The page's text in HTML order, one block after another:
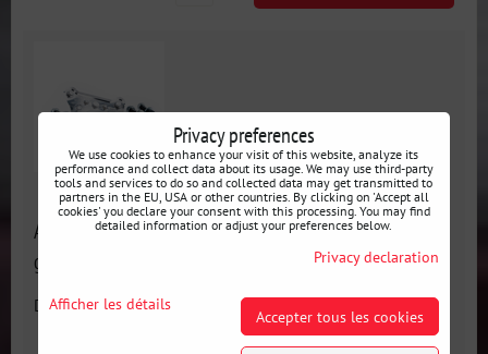
Adaptateur de DRIFT et de course BMW E36 CNC71 avec
géométrie ACKERMAN réglable
Disponibilité:En stock
Privacy preferences
We use cookies to enhance your visit of this website, analyze its
performance and collect data about its usage. We may use third-party
tools and services to do so and collected data may get transmitted to
partners in the EU, USA or other countries. By clicking on 'Accept all
cookies' you declare your consent with this processing. You may find
detailed information or adjust your preferences below.
Privacy declaration
Afficher les détails
Accepter tous les cookies